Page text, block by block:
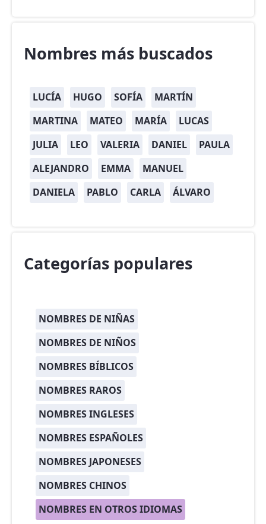
Nombres más buscados
LUCÍA HUGO SOFÍA
MARTÍN
MARTINA
MATEO MARÍA
LUCAS
JULIA
LEO VALERIA DANIEL
PAULA
ALEJANDRO
EMMA
MANUEL
DANIELA
PABLO CARLA ÁLVARO
Categorías populares
NOMBRES DE NIÑAS
NOMBRES DE NIÑOS
NOMBRES BÍBLICOS
NOMBRES RAROS
NOMBRES INGLESES
NOMBRES ESPAÑOLES
NOMBRES JAPONESES
NOMBRES CHINOS
NOMBRES EN OTROS IDIOMAS